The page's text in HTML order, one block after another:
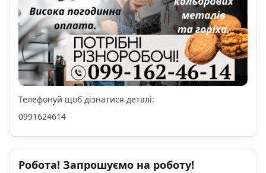
Телефонуй щоб дізнатися деталі:
0991624614
Робота! Запрошуємо на роботу!